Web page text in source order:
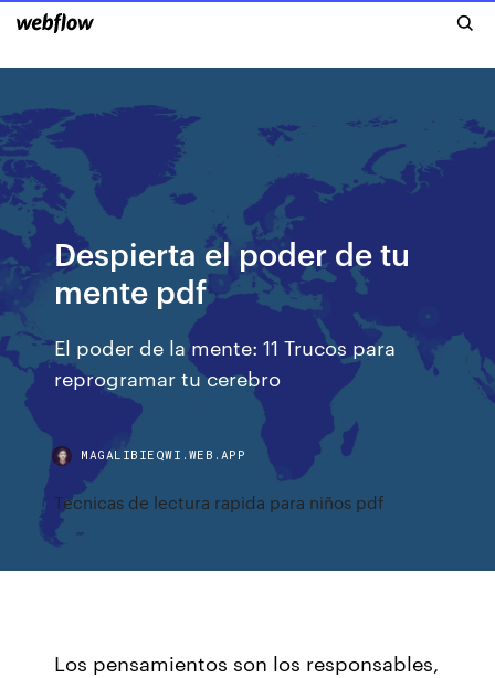
Despierta el poder de tu
mente pdf
El poder de la mente: 11 Trucos para
reprogramar tu cerebro
MAGALIBIEQWI.WEB.APP
Tecnicas de lectura rapida para niños pdf
Los pensamientos son los responsables,